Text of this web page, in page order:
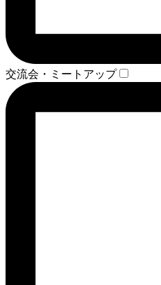
交流会・ミートアップ